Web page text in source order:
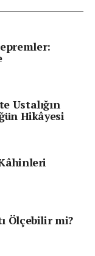
Ustalığın
Hikâyesi
Ölçebilir mi?